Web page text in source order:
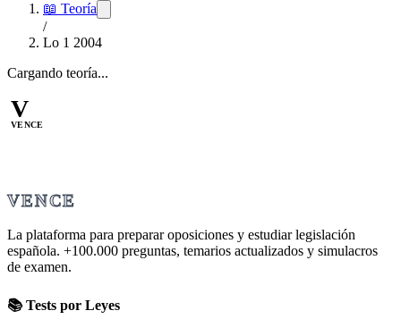
📖 Teoría
/
Lo 1 2004
Cargando teoría...
V
VENCE
VENCE
La plataforma para preparar oposiciones y estudiar legislación
española. +100.000 preguntas, temarios actualizados y simulacros
de examen.
📚 Tests por Leyes